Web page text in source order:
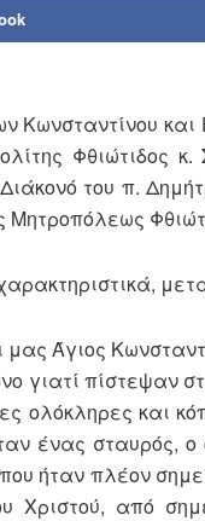
Κωνσταντίνου
Φθιώτιδος
του π.
Άγιος
γιατί πίστεψαν
ολόκληρες και
ένας σταυρός,
ήταν πλέον
από